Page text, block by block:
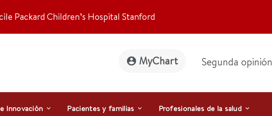
Packard Children’s Hospital Stanford
MyChart Segunda opinión
Innovación Pacientes y familias Profesionales de la salud